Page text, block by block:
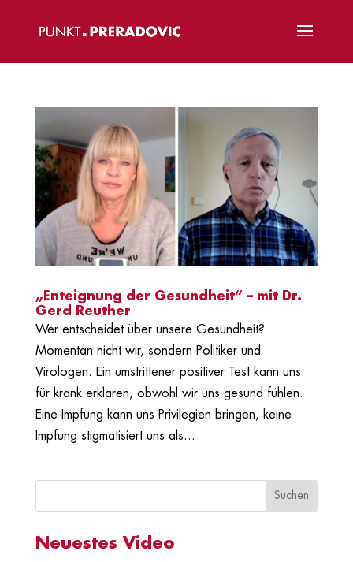
„Enteignung der Gesundheit“ – mit Dr.
Gerd Reuther
Wer entscheidet über unsere Gesundheit?
Momentan nicht wir, sondern Politiker und
Virologen. Ein umstrittener positiver Test kann uns
für krank erklären, obwohl wir uns gesund fühlen.
Eine Impfung kann uns Privilegien bringen, keine
Impfung stigmatisiert uns als...
Neuestes Video